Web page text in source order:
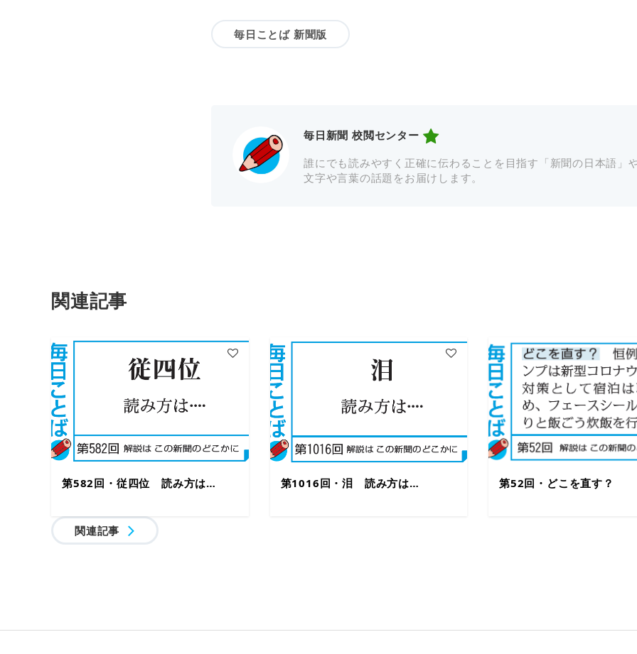
毎日ことば 新聞版
毎日新聞 校閲センター
誰にでも読みやすく正確に伝わることを目指す「新聞の日本語」
文字や言葉の話題をお届けします。
関連記事
第582回・従四位 読み方は… 第1016回・泪 読み方は… 第52回・どこを直す？
関連記事